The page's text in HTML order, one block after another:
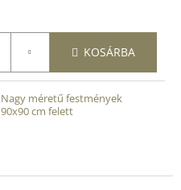
KOSÁRBA
Nagy méretű festmények
90x90 cm felett